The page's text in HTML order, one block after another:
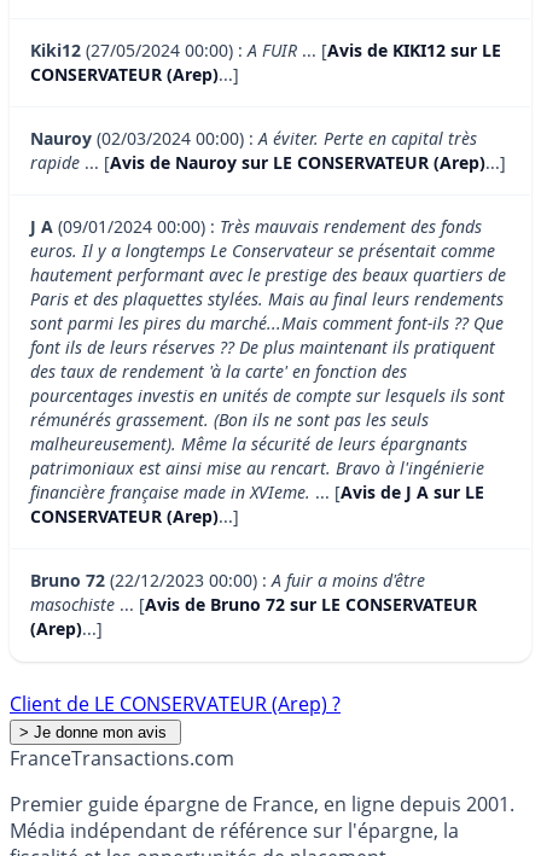
Kiki12 (27/05/2024 00:00) :A FUIR ... [Avis de KIKI12 sur LE
CONSERVATEUR (Arep)...]
Nauroy (02/03/2024 00:00) :A éviter. Perte en capital très
rapide ... [Avis de Nauroy sur LE CONSERVATEUR (Arep)...]
J A (09/01/2024 00:00) : Très mauvais rendement des fonds
euros. Il y a longtemps Le Conservateur se présentait comme
hautement performant avec le prestige des beaux quartiers de
Paris et des plaquettes stylées. Mais au final leurs rendements
sont parmi les pires du marché...Mais comment font-ils ?? Que
font ils de leurs réserves ?? De plus maintenant ils pratiquent
des taux de rendement 'à la carte' en fonction des
pourcentages investis en unités de compte sur lesquels ils sont
rémunérés grassement. (Bon ils ne sont pas les seuls
malheureusement). Même la sécurité de leurs épargnants
patrimoniaux est ainsi mise au rencart. Bravo à l'ingénierie
financière française made in XVIeme. ... [Avis de J A sur LE
CONSERVATEUR (Arep)...]
Bruno 72 (22/12/2023 00:00) :A fuir a moins d'être
masochiste ... [Avis de Bruno 72 sur LE CONSERVATEUR
(Arep)...]
Client de LE CONSERVATEUR (Arep) ?
FranceTransactions.com
Premier guide épargne de France, en ligne depuis 2001.
Média indépendant de référence sur l'épargne, la